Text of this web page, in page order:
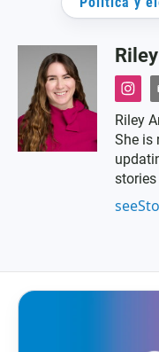
i
n
s
t
a
g
a
Riley
She is